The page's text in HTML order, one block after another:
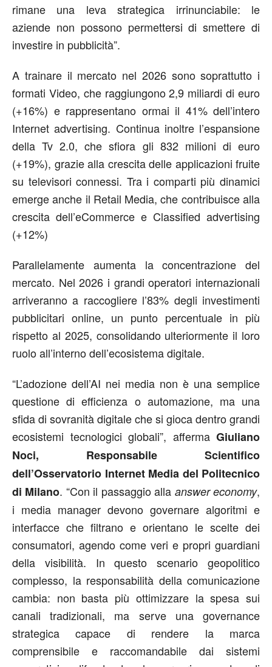
rimane una leva strategica irrinunciabile: le
aziende non possono permettersi di smettere di
investire in pubblicità”.
A trainare il mercato nel 2026 sono soprattutto i
formati Video, che raggiungono 2,9 miliardi di euro
(+16%) e rappresentano ormai il 41% dell’intero
Internet advertising. Continua inoltre l’espansione
della Tv 2.0, che sfiora gli 832 milioni di euro
(+19%), grazie alla crescita delle applicazioni fruite
su televisori connessi. Tra i comparti più dinamici
emerge anche il Retail Media, che contribuisce alla
crescita dell’eCommerce e Classified advertising
(+12%)
Parallelamente aumenta la concentrazione del
mercato. Nel 2026 i grandi operatori internazionali
arriveranno a raccogliere l’83% degli investimenti
pubblicitari online, un punto percentuale in più
rispetto al 2025, consolidando ulteriormente il loro
ruolo all’interno dell’ecosistema digitale.
“L’adozione dell’AI nei media non è una semplice
questione di efficienza o automazione, ma una
sfida di sovranità digitale che si gioca dentro grandi
ecosistemi tecnologici globali”, afferma Giuliano
Noci, Responsabile Scientifico
dell’Osservatorio Internet Media del Politecnico
di Milano. “Con il passaggio alla answer economy,
i media manager devono governare algoritmi e
interfacce che filtrano e orientano le scelte dei
consumatori, agendo come veri e propri guardiani
della visibilità. In questo scenario geopolitico
complesso, la responsabilità della comunicazione
cambia: non basta più ottimizzare la spesa sui
canali tradizionali, ma serve una governance
strategica capace di rendere la marca
comprensibile e raccomandabile dai sistemi